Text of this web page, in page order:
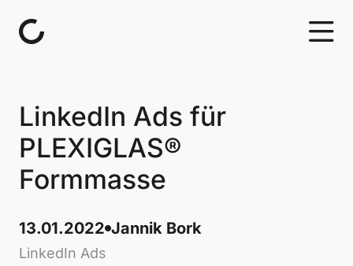
LinkedIn Ads für
PLEXIGLAS®
Formmasse
13.01.2022 Jannik Bork
LinkedIn Ads